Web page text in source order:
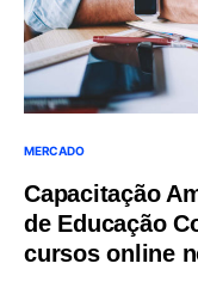
MERCADO
Capacitação
de Educação
cursos online